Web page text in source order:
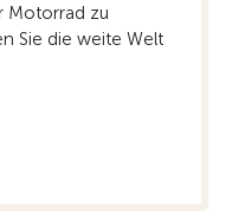
Motorrad zu
Sie die weite Welt